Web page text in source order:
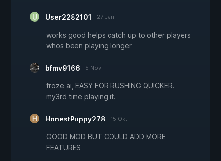
User2282101 27 Jan
works good helps catch up to other players
whos been playing longer
bfmv9166 5 Nov
froze ai, EASY FOR RUSHING QUICKER.
my3rd time playing it.
HonestPuppy278 15 Okt
GOOD MOD BUT COULD ADD MORE
FEATURES